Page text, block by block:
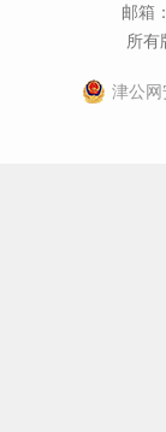
邮箱
所有
津公